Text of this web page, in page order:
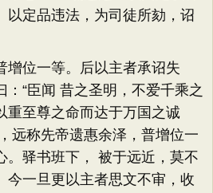
以定品违法，为司徒所劾，诏
位一等。后以主者承诏失
：“臣闻 昔之圣明，不爱千乘之
重至尊之命而达于万国之诚
远称先帝遗惠余泽，普增位一
。驿书班下， 被于远近，莫不
今一旦更以主者思文不审，收